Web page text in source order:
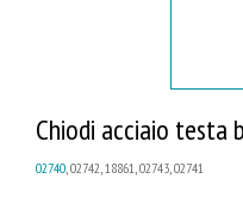
Chiodi acciaio testa
02740, 02742, 18861, 02743, 02741